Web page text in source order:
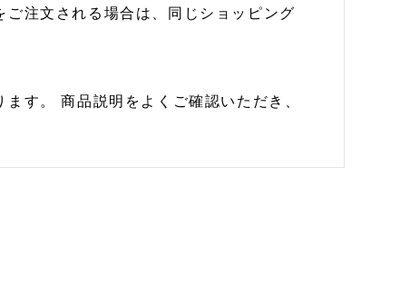
注文される場合は、同じショッピング
す。 商品説明をよくご確認いただき、